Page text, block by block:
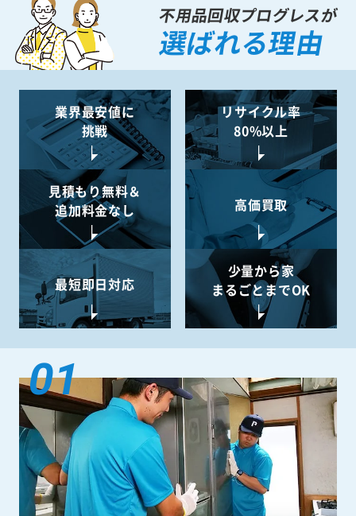
不用品回収プログレスが
選ばれる理由
業界最安値に
挑戦
リサイクル率
80%以上
見積もり無料＆
追加料金なし
高価買取
最短即日対応
少量から家
まるごとまでOK